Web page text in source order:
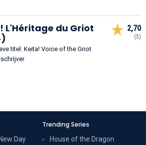
L'Héritage du Griot
titel: Keita! Voice of the Griot
2,70
(5)
Day
Trending Series
House of the Dragon